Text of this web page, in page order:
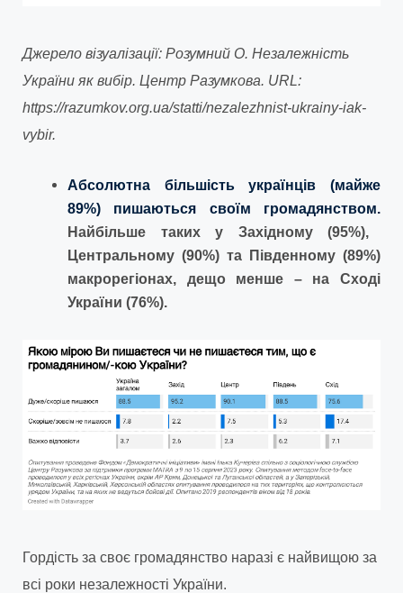
Джерело візуалізації: Розумний О. Незалежність
України як вибір. Центр Разумкова. URL:
https://razumkov.org.ua/statti/nezalezhnist-ukrainy-iak-
vybir.
Абсолютна більшість українців (майже
89%) пишаються своїм громадянством.
Найбільше таких у Західному (95%),
Центральному (90%) та Південному (89%)
макрорегіонах, дещо менше – на Сході
України (76%).
Гордість за своє громадянство наразі є найвищою за
всі роки незалежності України.